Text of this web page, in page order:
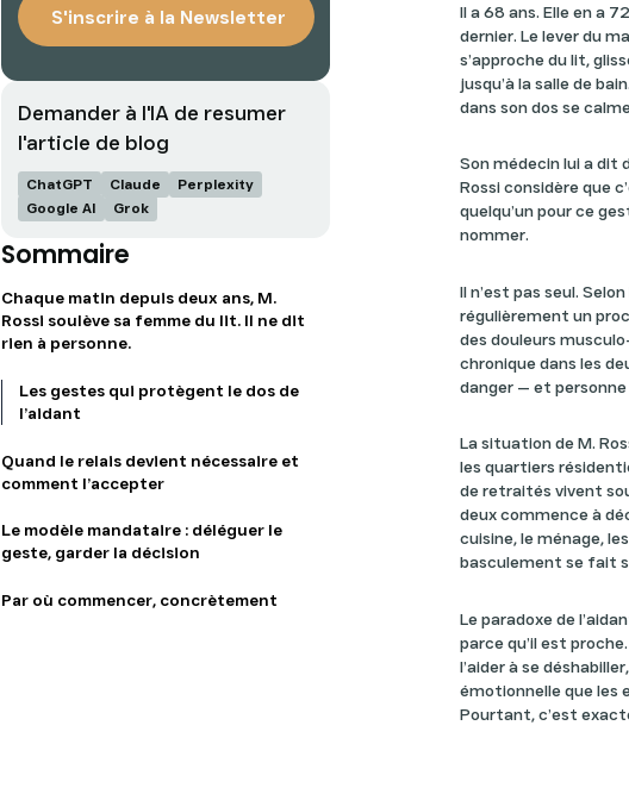
Demander à l'IA de resumer
l'article de blog
ChatGPT Claude
Perplexity
Google AI
Grok
Sommaire
Chaque matin depuis deux ans, M.
Rossi soulève sa femme du lit. Il ne dit
rien à personne.
Les gestes qui protègent le dos de
l’aidant
Quand le relais devient nécessaire et
comment l’accepter
Le modèle mandataire : déléguer le
geste, garder la décision
Par où commencer, concrètement
Il a 68 ans. Elle en a
dernier. Le lever du
s’approche du lit,
jusqu’à la salle de
dans son dos se
Son médecin lui a dit
Rossi considère que
quelqu’un pour ce
nommer.
Il n’est pas seul.
régulièrement un
des douleurs
chronique dans les
danger — et
La situation de M.
les quartiers
de retraités vivent
deux commence à
cuisine, le ménage,
basculement se fait
Le paradoxe de
parce qu’il est
l’aider à se
émotionnelle que les
Pourtant, c’est